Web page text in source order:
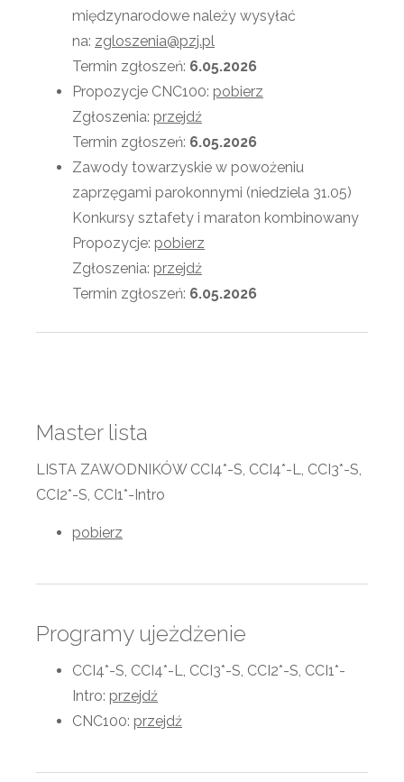
międzynarodowe należy wysyłać
na: zgloszenia@pzj.pl
Termin zgłoszeń: 6.05.2026
Propozycje CNC100: pobierz
Zgłoszenia: przejdź
Termin zgłoszeń: 6.05.2026
Zawody towarzyskie w powożeniu
zaprzęgami parokonnymi (niedziela 31.05)
Konkursy sztafety i maraton kombinowany
Propozycje: pobierz
Zgłoszenia: przejdź
Termin zgłoszeń: 6.05.2026
Master lista
LISTA ZAWODNIKÓW CCI4*-S, CCI4*-L, CCI3*-S,
CCI2*-S, CCI1*-Intro
pobierz
Programy ujeżdżenie
CCI4*-S, CCI4*-L, CCI3*-S, CCI2*-S, CCI1*-
Intro: przejdź
CNC100: przejdź